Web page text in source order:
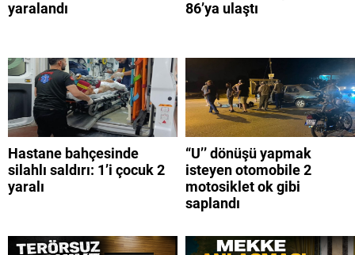
yaralandı
86’ya ulaştı
Hastane bahçesinde
silahlı saldırı: 1’i çocuk 2
yaralı
“U’’ dönüşü yapmak
isteyen otomobile 2
motosiklet ok gibi
saplandı